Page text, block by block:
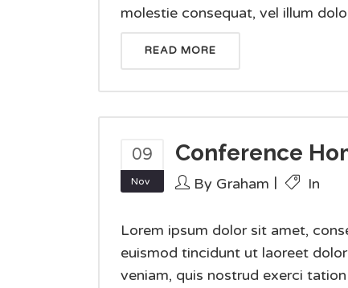
molestie consequat, vel illum
READ MORE
09
Nov
Conference
By Graham In
Lorem ipsum dolor sit amet,
euismod tincidunt ut laoreet
veniam, quis nostrud exerci